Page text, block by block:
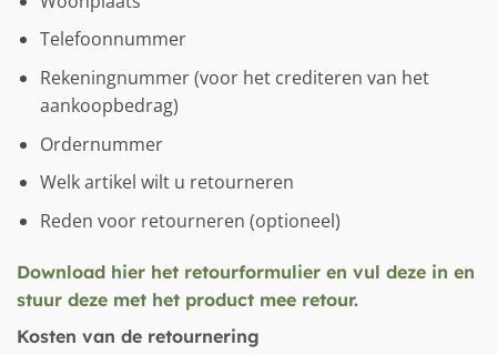
Telefoonnummer
Rekeningnummer (voor het crediteren van het
aankoopbedrag)
Ordernummer
Welk artikel wilt u retourneren
Reden voor retourneren (optioneel)
Download hier het retourformulier en vul deze in en
stuur deze met het product mee retour.
Kosten van de retournering